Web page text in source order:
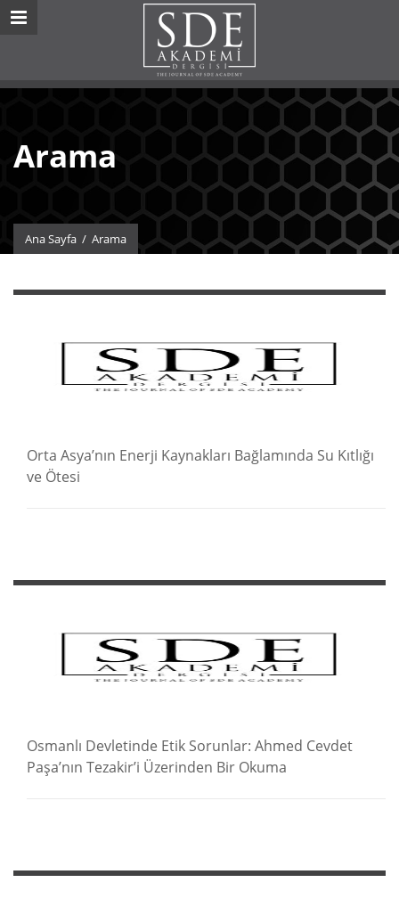
Arama
Ana Sayfa / Arama
Orta Asya’nın Enerji Kaynakları Bağlamında Su Kıtlığı
ve Ötesi
Osmanlı Devletinde Etik Sorunlar: Ahmed Cevdet
Paşa’nın Tezakir’i Üzerinden Bir Okuma